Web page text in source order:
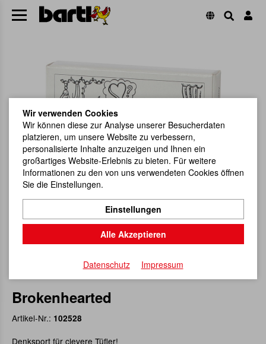
Brokenhearted
Artikel-Nr.: 102528
Denksport für clevere Tüfler!
Wir verwenden Cookies
Wir können diese zur Analyse unserer Besucherdaten
platzieren, um unsere Website zu verbessern,
personalisierte Inhalte anzuzeigen und Ihnen ein
großartiges Website-Erlebnis zu bieten. Für weitere
Informationen zu den von uns verwendeten Cookies öffnen
Sie die Einstellungen.
Einstellungen
Alle Akzeptieren
Datenschutz Impressum